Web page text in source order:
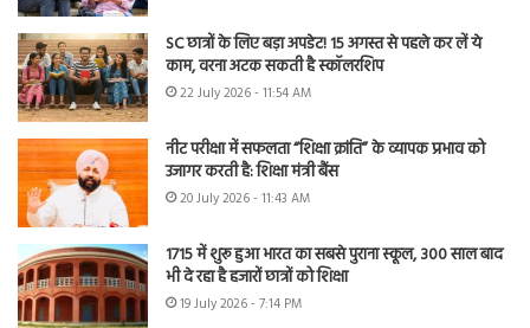
SC छात्रों के लिए बड़ा अपडेट! 15 अगस्त से पहले कर लें ये
काम, वरना अटक सकती है स्कॉलरशिप
22 July 2026 - 11:54 AM
नीट परीक्षा में सफलता “शिक्षा क्रांति” के व्यापक प्रभाव को
उजागर करती है: शिक्षा मंत्री बैंस
20 July 2026 - 11:43 AM
1715 में शुरू हुआ भारत का सबसे पुराना स्कूल, 300 साल बाद
भी दे रहा है हजारों छात्रों को शिक्षा
19 July 2026 - 7:14 PM